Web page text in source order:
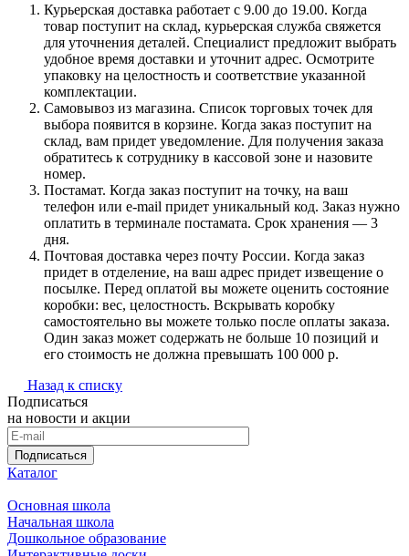
Курьерская доставка работает с 9.00 до 19.00. Когда
товар поступит на склад, курьерская служба свяжется
для уточнения деталей. Специалист предложит выбрать
удобное время доставки и уточнит адрес. Осмотрите
упаковку на целостность и соответствие указанной
комплектации.
Самовывоз из магазина. Список торговых точек для
выбора появится в корзине. Когда заказ поступит на
склад, вам придет уведомление. Для получения заказа
обратитесь к сотруднику в кассовой зоне и назовите
номер.
Постамат. Когда заказ поступит на точку, на ваш
телефон или e-mail придет уникальный код. Заказ нужно
оплатить в терминале постамата. Срок хранения — 3
дня.
Почтовая доставка через почту России. Когда заказ
придет в отделение, на ваш адрес придет извещение о
посылке. Перед оплатой вы можете оценить состояние
коробки: вес, целостность. Вскрывать коробку
самостоятельно вы можете только после оплаты заказа.
Один заказ может содержать не больше 10 позиций и
его стоимость не должна превышать 100 000 р.
Назад к списку
Подписаться
на новости и акции
Подписаться
Каталог
Основная школа
Начальная школа
Дошкольное образование